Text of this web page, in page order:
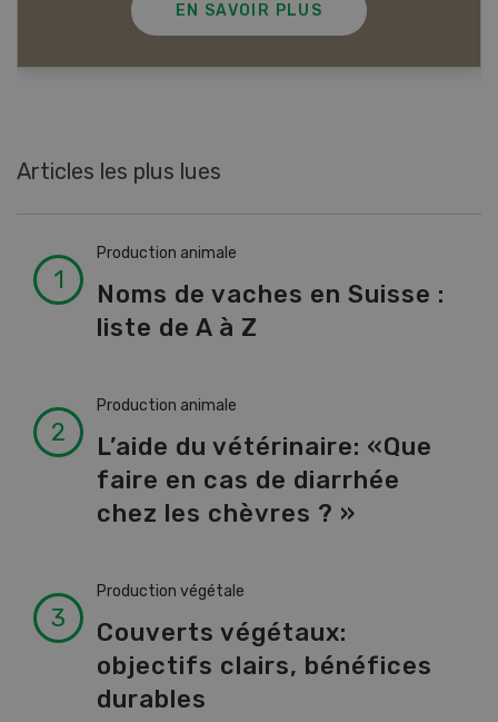
EN SAVOIR PLUS
Articles les plus lues
Production animale
Noms de vaches en Suisse :
liste de A à Z
Production animale
L’aide du vétérinaire: «Que
faire en cas de diarrhée
chez les chèvres ? »
Production végétale
Couverts végétaux:
objectifs clairs, bénéfices
durables